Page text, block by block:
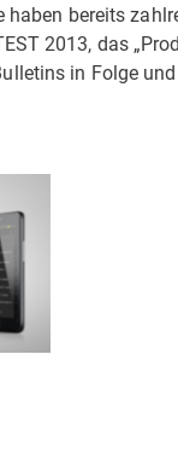
bereits
2013, das
in Folge